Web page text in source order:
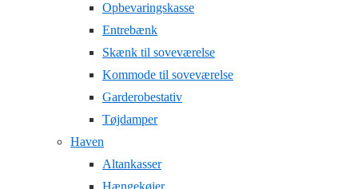
Opbevaringskasse
Entrebænk
Skænk til soveværelse
Kommode til soveværelse
Garderobestativ
Tøjdamper
Haven
Altankasser
Hængekøjer